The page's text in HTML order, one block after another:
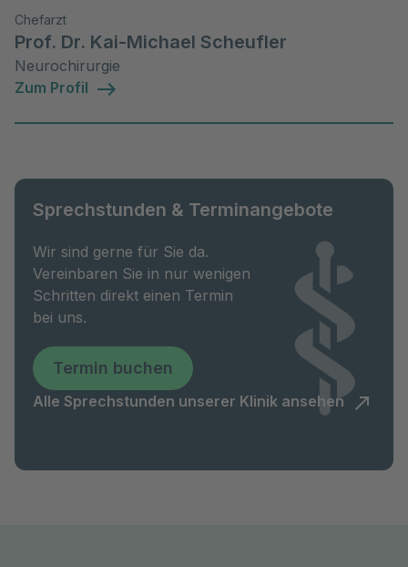
Chefarzt
Prof. Dr. Kai-Michael Scheufler
Neurochirurgie
Zum Profil
Sprechstunden & Terminangebote
Wir sind gerne für Sie da.
Vereinbaren Sie in nur wenigen
Schritten direkt einen Termin
bei uns.
Termin buchen
Alle Sprechstunden unserer Klinik ansehen